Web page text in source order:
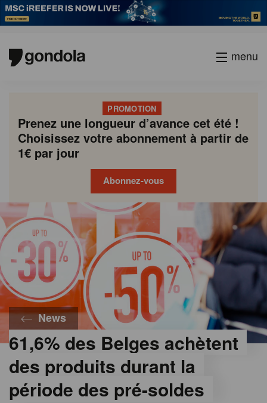
menu
PROMOTION
Prenez une longueur d’avance cet été !
Choisissez votre abonnement à partir de
1€ par jour
Abonnez-vous
News
61,6% des Belges achètent
des produits durant la
période des pré-soldes
Gondola
academy
Gondola
society